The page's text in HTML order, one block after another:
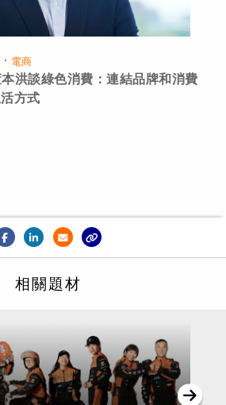
· 電商
洪談綠色消費：連結品牌和消費
方式
相關題材